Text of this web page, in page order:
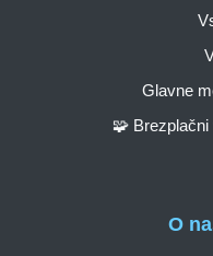
O
Glavne
🧩